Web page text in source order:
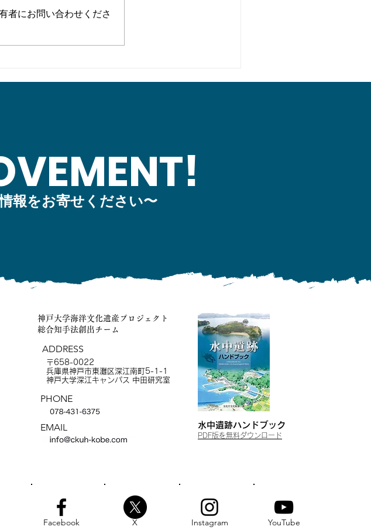
併70
【事務局より】「海の事典」
者にお問い合わせくださ
報をお寄せください〜
神戸大学海洋文化遺産プロジェクト
総合知手法創出チーム
ADDRESS
〒658-0022
兵庫県神戸市東灘区深江南町5-1-1
神戸大学深江キャンパス 中田研究室
PHONE
EMAIL 水中遺跡ハンドブッ ク
​PDF版を無料ダウンロード
Facebook X Instagram YouTube